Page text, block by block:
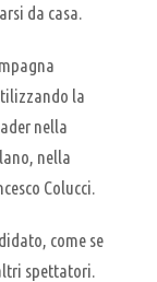
da casa.
la
nella
nella
Colucci.
come se
spettatori.